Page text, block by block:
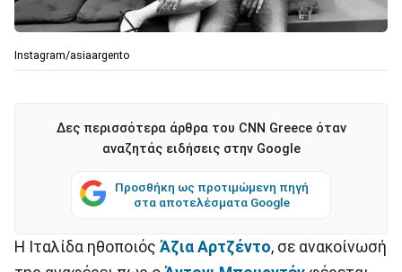
Instagram/asiaargento
Δες περισσότερα άρθρα του CNN Greece όταν
αναζητάς ειδήσεις στην Google
Προσθήκη ως προτιμώμενη πηγή
στα αποτελέσματα Google
Η Ιταλίδα ηθοποιός Άζια Αρτζέντο, σε ανακοίνωσή